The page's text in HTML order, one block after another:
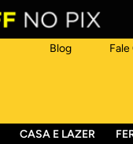
Blog
CASA E LAZER